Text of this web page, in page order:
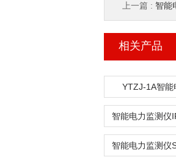
上一篇 : 智能
相关产品
YTZJ-1A智能